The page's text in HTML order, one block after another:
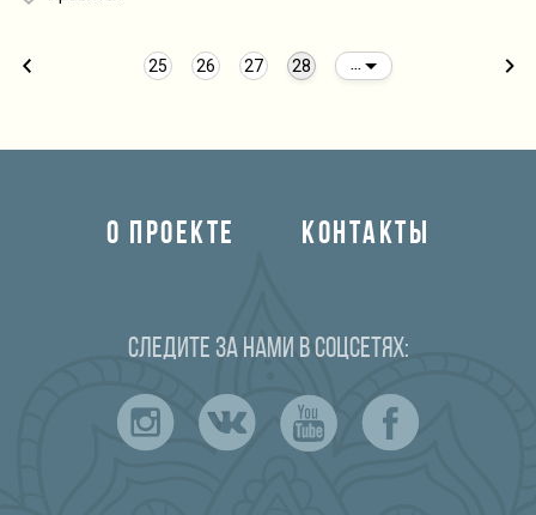
25 26 27 28
О ПРОЕКТЕ КОНТАКТЫ
Следите за нами в соцсетях: